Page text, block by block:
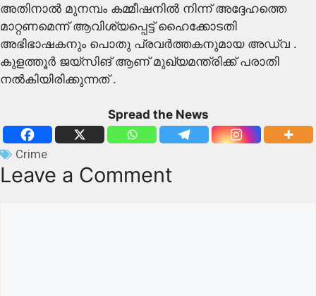
അതിനാൽ മുനമ്പം കമ്മീഷനിൽ നിന്ന് അദ്ദേഹത്തെ
മാറ്റണമെന്ന് ആവിശ്യപ്പെട്ട് ഹൈക്കോടതി
അഭിഭാഷകനും പൊതു പ്രവർത്തകനുമായ അഡ്വ .
കുളത്തൂർ ജയ്‌സിങ് ആണ് മുഖ്യമന്ത്രിക്ക് പരാതി
നൽകിയിരിക്കുന്നത് .
Spread the News
Crime
Leave a Comment